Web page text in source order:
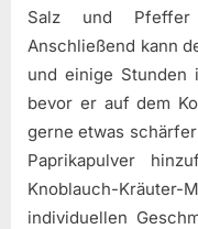
Salz und Pfeffer
Anschließend kann
und einige Stunden
bevor er auf dem
gerne etwas
Paprikapulver
Knoblauch-Kräuter-
individuellen